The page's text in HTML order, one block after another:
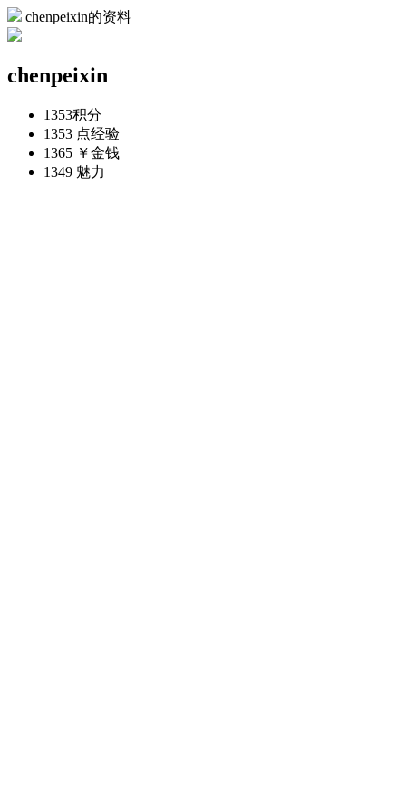
chenpeixin的资料
chenpeixin
1353积分
1353 点经验
1365 ￥金钱
1349 魅力